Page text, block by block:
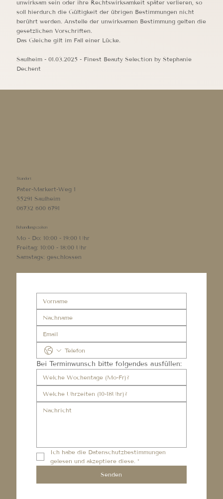
unwirksam sein oder ihre Rechtswirksamkeit später verlieren, so
soll hierdurch die Gültigkeit der übrigen Bestimmungen nicht
berührt werden. Anstelle der unwirksamen Bestimmung gelten die
gesetzlichen Vorschriften.
Das Gleiche gilt im Fall einer Lücke.
Saulheim - 01.03.2025 - Finest Beauty Selection by Stephanie
Dechent
Standort
Pater-Markert-Weg 1
55291 Saulheim
06732 600 6791
Behandlungszeiten
Mo - Do: 10:00 - 19:00 Uhr
Freitag: 10:00 - 18:00 Uhr
Samstags: geschlossen
Bei Terminwunsch bitte folgendes ausfüllen:
Ich habe die Datenschutzbestimmungen
gelesen und akzeptiere diese. *
Senden